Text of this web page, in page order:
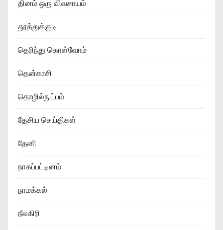
தினம் ஒரு விவசாயம்
தூத்துக்குடி
தெரிந்து கொள்வோம்
தென்காசி
தொழில்நுட்பம்
தேசிய செய்திகள்
தேனி
நாகப்பட்டினம்
நாமக்கல்
நீலகிரி